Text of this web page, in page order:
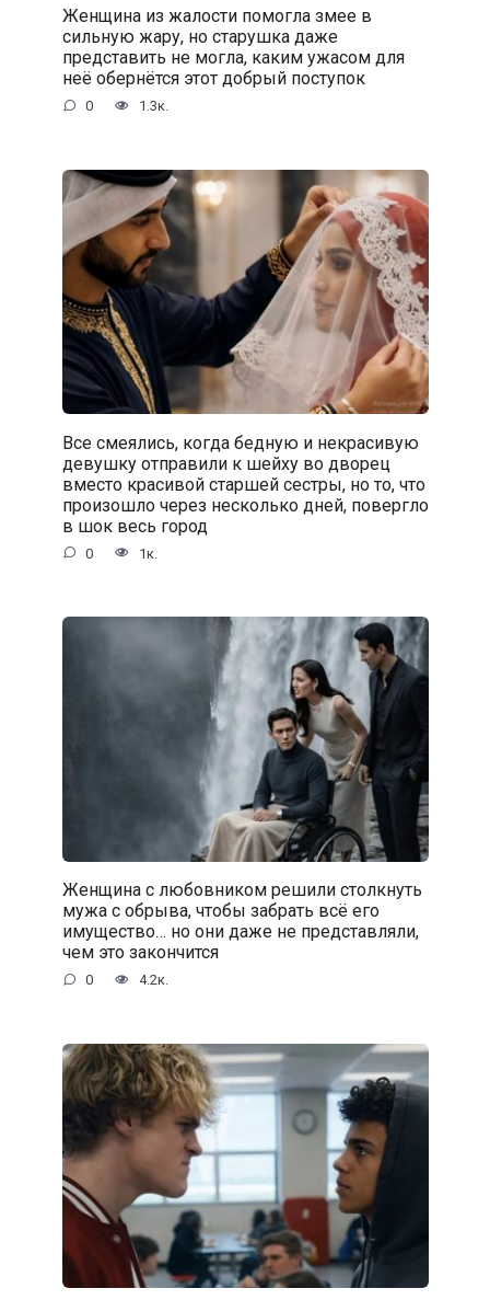
Женщина из жалости помогла змее в
сильную жару, но старушка даже
представить не могла, каким ужасом для
неё обернётся этот добрый поступок
0 1.3к.
Все смеялись, когда бедную и некрасивую
девушку отправили к шейху во дворец
вместо красивой старшей сестры, но то, что
произошло через несколько дней, повергло
в шок весь город
0 1к.
Женщина с любовником решили столкнуть
мужа с обрыва, чтобы забрать всё его
имущество… но они даже не представляли,
чем это закончится
0 4.2к.